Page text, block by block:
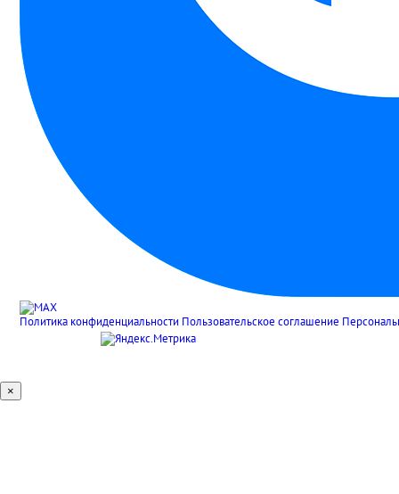
Политика конфиденциальности Пользовательское соглашение
×